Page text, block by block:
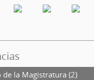
de la Magistratura (2)